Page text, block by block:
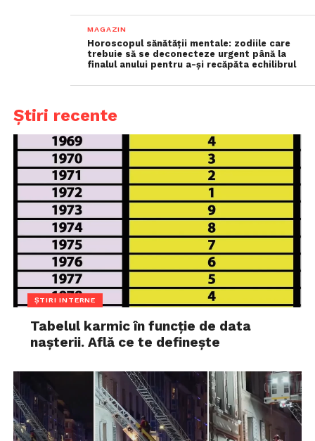
MAGAZIN
Horoscopul sănătății mentale: zodiile care
trebuie să se deconecteze urgent până la
finalul anului pentru a-și recăpăta echilibrul
Știri recente
ȘTIRI INTERNE
Tabelul karmic în funcție de data
nașterii. Află ce te definește